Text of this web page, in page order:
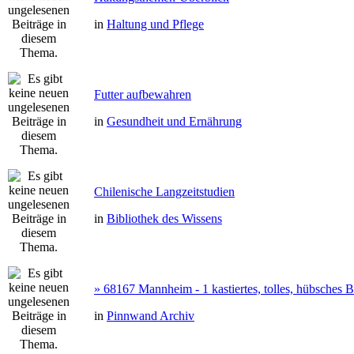
in Haltung und Pflege
Futter aufbewahren
in Gesundheit und Ernährung
Chilenische Langzeitstudien
in Bibliothek des Wissens
» 68167 Mannheim - 1 kastiertes, tolles, hübsches
in Pinnwand Archiv